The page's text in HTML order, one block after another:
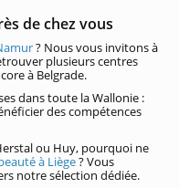
de chez vous
? Nous vous invitons à
plusieurs centres
à Belgrade.
dans toute la Wallonie :
des compétences
ou Huy, pourquoi ne
à Liège? Vous
notre sélection dédiée.